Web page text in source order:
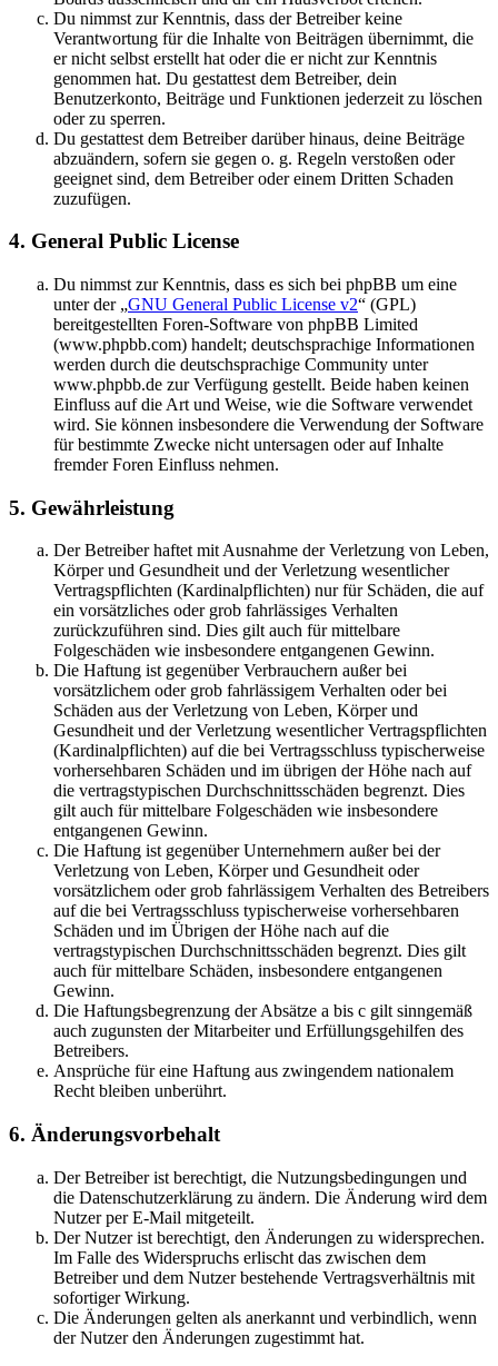
Du nimmst zur Kenntnis, dass der Betreiber keine
Verantwortung für die Inhalte von Beiträgen übernimmt, die
er nicht selbst erstellt hat oder die er nicht zur Kenntnis
genommen hat. Du gestattest dem Betreiber, dein
Benutzerkonto, Beiträge und Funktionen jederzeit zu löschen
oder zu sperren.
Du gestattest dem Betreiber darüber hinaus, deine Beiträge
abzuändern, sofern sie gegen o. g. Regeln verstoßen oder
geeignet sind, dem Betreiber oder einem Dritten Schaden
zuzufügen.
4. General Public License
Du nimmst zur Kenntnis, dass es sich bei phpBB um eine
unter der „GNU General Public License v2“ (GPL)
bereitgestellten Foren-Software von phpBB Limited
(www.phpbb.com) handelt; deutschsprachige Informationen
werden durch die deutschsprachige Community unter
www.phpbb.de zur Verfügung gestellt. Beide haben keinen
Einfluss auf die Art und Weise, wie die Software verwendet
wird. Sie können insbesondere die Verwendung der Software
für bestimmte Zwecke nicht untersagen oder auf Inhalte
fremder Foren Einfluss nehmen.
5. Gewährleistung
Der Betreiber haftet mit Ausnahme der Verletzung von Leben,
Körper und Gesundheit und der Verletzung wesentlicher
Vertragspflichten (Kardinalpflichten) nur für Schäden, die auf
ein vorsätzliches oder grob fahrlässiges Verhalten
zurückzuführen sind. Dies gilt auch für mittelbare
Folgeschäden wie insbesondere entgangenen Gewinn.
Die Haftung ist gegenüber Verbrauchern außer bei
vorsätzlichem oder grob fahrlässigem Verhalten oder bei
Schäden aus der Verletzung von Leben, Körper und
Gesundheit und der Verletzung wesentlicher Vertragspflichten
(Kardinalpflichten) auf die bei Vertragsschluss typischerweise
vorhersehbaren Schäden und im übrigen der Höhe nach auf
die vertragstypischen Durchschnittsschäden begrenzt. Dies
gilt auch für mittelbare Folgeschäden wie insbesondere
entgangenen Gewinn.
Die Haftung ist gegenüber Unternehmern außer bei der
Verletzung von Leben, Körper und Gesundheit oder
vorsätzlichem oder grob fahrlässigem Verhalten des Betreibers
auf die bei Vertragsschluss typischerweise vorhersehbaren
Schäden und im Übrigen der Höhe nach auf die
vertragstypischen Durchschnittsschäden begrenzt. Dies gilt
auch für mittelbare Schäden, insbesondere entgangenen
Gewinn.
Die Haftungsbegrenzung der Absätze a bis c gilt sinngemäß
auch zugunsten der Mitarbeiter und Erfüllungsgehilfen des
Betreibers.
Ansprüche für eine Haftung aus zwingendem nationalem
Recht bleiben unberührt.
6. Änderungsvorbehalt
Der Betreiber ist berechtigt, die Nutzungsbedingungen und
die Datenschutzerklärung zu ändern. Die Änderung wird dem
Nutzer per E-Mail mitgeteilt.
Der Nutzer ist berechtigt, den Änderungen zu widersprechen.
Im Falle des Widerspruchs erlischt das zwischen dem
Betreiber und dem Nutzer bestehende Vertragsverhältnis mit
sofortiger Wirkung.
Die Änderungen gelten als anerkannt und verbindlich, wenn
der Nutzer den Änderungen zugestimmt hat.